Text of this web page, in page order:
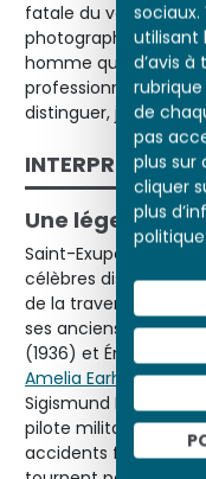
utilisant
d’avis
rubrique
de
pas
plus sur
cliquer
plus
fatale du vétéran de
photographies
homme qui respecte
professionnel des
distinguer, juste servir.
Une légende
Saint-Exupéry fait
célèbres disparus en
de la traversée de
ses anciens
(1936) et Émile
Amelia Earheart
Sigismund
pilote militaire
accidents font partie